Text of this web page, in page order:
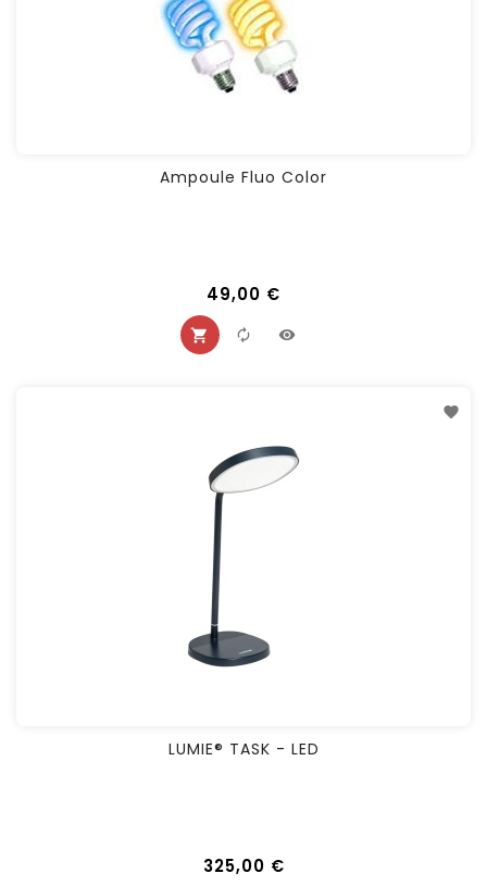
Ampoule Fluo Color
49,00 €
LUMIE® TASK - LED
325,00 €